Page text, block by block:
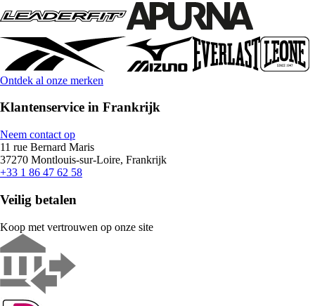
Ontdek al onze merken
Klantenservice in Frankrijk
Neem contact op
11 rue Bernard Maris
37270 Montlouis-sur-Loire, Frankrijk
+33 1 86 47 62 58
Veilig betalen
Koop met vertrouwen op onze site